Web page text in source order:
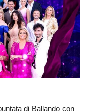
di Ballando con